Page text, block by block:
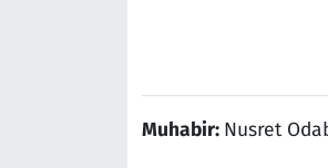
Muhabir: Nusret